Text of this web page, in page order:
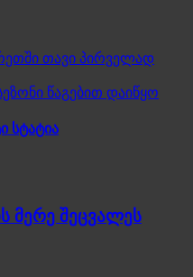
თავი პირველად
წაგებით დაიწყო
სტატია
მერე შეცვალეს